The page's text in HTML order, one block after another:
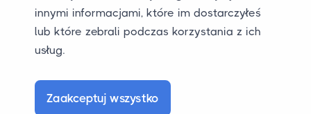
przyczynić się do naszego sukcesu.
Aplikuj, wysyłając do nas e-mail z CV i krótkim
Nabywanie w wyniku tego ogłoszenia o pracę
innymi informacjami, które im dostarczyłeś
lub które zebrali podczas korzystania z ich
usług.
Zaakceptuj wszystko